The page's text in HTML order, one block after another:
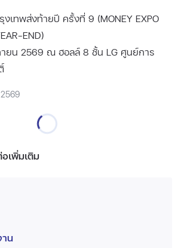
งเทพส่งท้ายปี ครั้งที่ 9 (MONEY EXPO
END)
ยน 2569 ณ ฮอลล์ 8 ชั้น LG ศูนย์การ
เพิ่มเติม
น